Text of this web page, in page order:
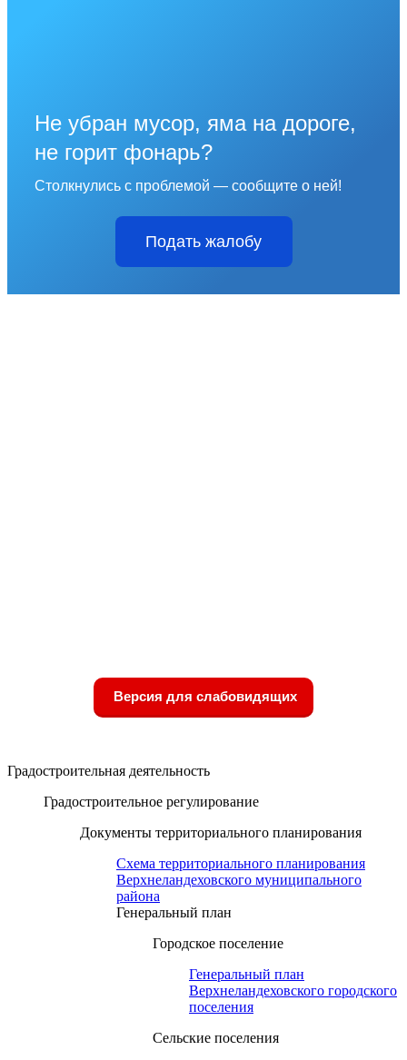
Не убран мусор, яма на дороге,
не горит фонарь?
Столкнулись с проблемой — сообщите о ней!
Подать жалобу
Версия для слабовидящих
Градостроительная деятельность
Градостроительное регулирование
Документы территориального планирования
Схема территориального планирования
Верхнеландеховского муниципального
района
Генеральный план
Городское поселение
Генеральный план
Верхнеландеховского городского
поселения
Сельские поселения